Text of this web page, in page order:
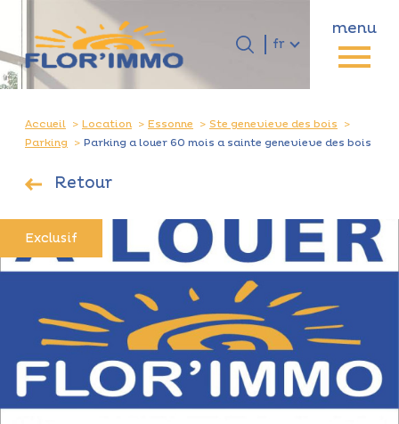
menu
fr
Accueil
Langue
Accueil Location Essonne
Ste genevieve des bois
Parking
Parking a louer 60 mois a sainte genevieve des bois
Retour
Exclusif